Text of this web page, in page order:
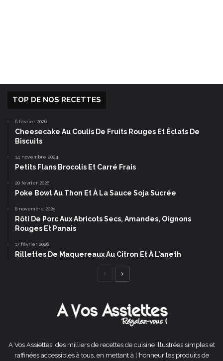
TOP DE NOS RECETTES
6 février 2026
Cheesecake Au Coulis De Fruits Rouges Et Éclats De
Biscuits
14 novembre 2024
Petits Flans Brocolis Et Carré Frais
20 février 2026
Poke Bowl Au Thon Et À La Sauce Soja Sucrée
6 novembre 2025
Rôti De Porc Aux Abricots Secs, Amandes, Oignons
Rouges Et Panais
17 février 2026
Rillettes De Maquereaux Au Citron Et À L’aneth
Page
A Vos Assiettes, des milliers de recettes de cuisine illustrées simples et
raffinées accessibles à tous, en mettant à l'honneur les produits de